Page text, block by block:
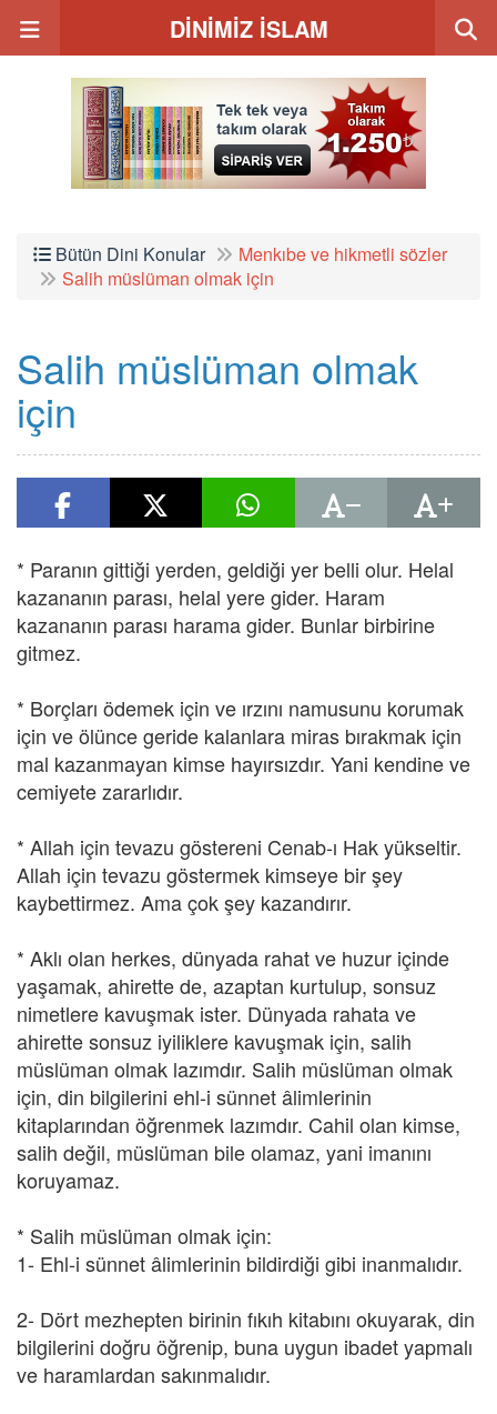
DİNİMİZ İSLAM
Bütün Dini Konular
Menkıbe ve hikmetli sözler
Salih müslüman olmak için
Salih müslüman olmak
için
* Paranın gittiği yerden, geldiği yer belli olur. Helal
kazananın parası, helal yere gider. Haram
kazananın parası harama gider. Bunlar birbirine
gitmez.
* Borçları ödemek için ve ırzını namusunu korumak
için ve ölünce geride kalanlara miras bırakmak için
mal kazanmayan kimse hayırsızdır. Yani kendine ve
cemiyete zararlıdır.
* Allah için tevazu göstereni Cenab-ı Hak yükseltir.
Allah için tevazu göstermek kimseye bir şey
kaybettirmez. Ama çok şey kazandırır.
* Aklı olan herkes, dünyada rahat ve huzur içinde
yaşamak, ahirette de, azaptan kurtulup, sonsuz
nimetlere kavuşmak ister. Dünyada rahata ve
ahirette sonsuz iyiliklere kavuşmak için, salih
müslüman olmak lazımdır. Salih müslüman olmak
için, din bilgilerini ehl-i sünnet âlimlerinin
kitaplarından öğrenmek lazımdır. Cahil olan kimse,
salih değil, müslüman bile olamaz, yani imanını
koruyamaz.
* Salih müslüman olmak için:
1- Ehl-i sünnet âlimlerinin bildirdiği gibi inanmalıdır.
2- Dört mezhepten birinin fıkıh kitabını okuyarak, din
bilgilerini doğru öğrenip, buna uygun ibadet yapmalı
ve haramlardan sakınmalıdır.